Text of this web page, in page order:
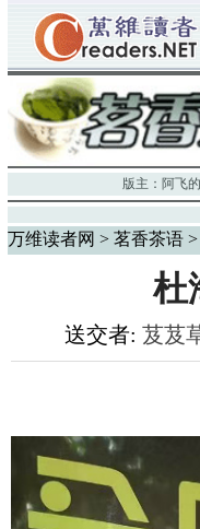
版主： 阿飞
万维读者网 > 茗香茶语
杜
送交者: 芨芨